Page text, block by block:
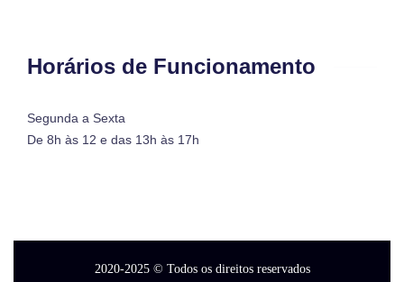
Horários de Funcionamento
Segunda a Sexta
De 8h às 12 e das 13h às 17h
2020-2025© Todos os direitos reservados